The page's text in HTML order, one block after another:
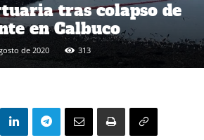
tras colapso de
en Calbuco
de 2020 313